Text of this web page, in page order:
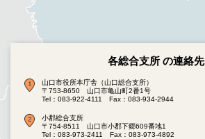
各総合支所 の連絡先
山口市役所本庁舎（山口総合支所）
〒753-8650 山口市亀山町2番1号
Tel：083-922-4111
Fax：083-934-2944
小郡総合支所
〒754-8511 山口市小郡下郷609番地1
Tel：083-973-2411
Fax：083-973-4892